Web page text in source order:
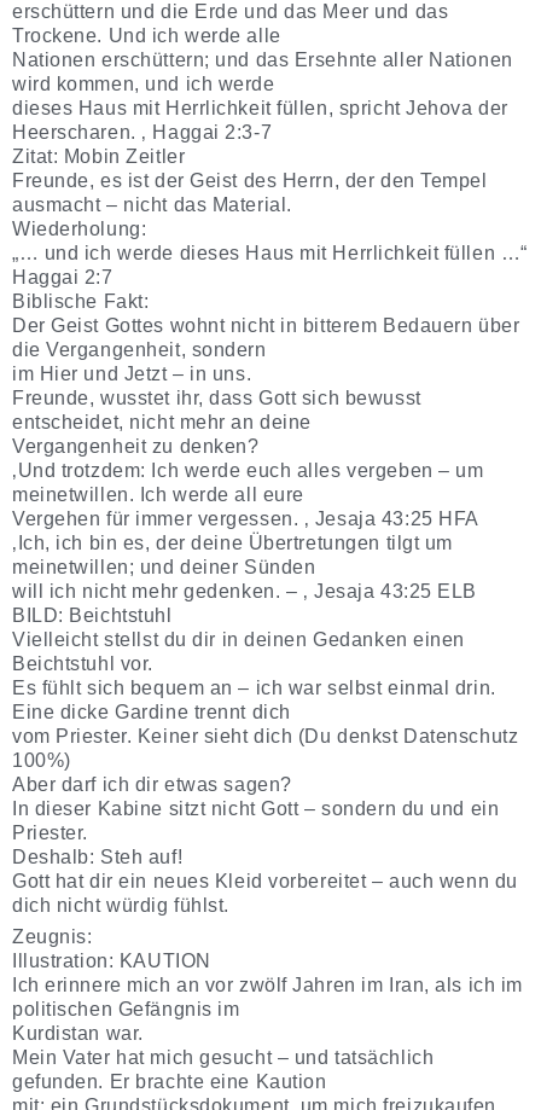
erschüttern und die Erde und das Meer und das
Trockene. Und ich werde alle
Nationen erschüttern; und das Ersehnte aller Nationen
wird kommen, und ich werde
dieses Haus mit Herrlichkeit füllen, spricht Jehova der
Heerscharen. ‚ Haggai 2:3-7
Zitat: Mobin Zeitler
Freunde, es ist der Geist des Herrn, der den Tempel
ausmacht – nicht das Material.
Wiederholung:
„… und ich werde dieses Haus mit Herrlichkeit füllen …“
Haggai 2:7
Biblische Fakt:
Der Geist Gottes wohnt nicht in bitterem Bedauern über
die Vergangenheit, sondern
im Hier und Jetzt – in uns.
Freunde, wusstet ihr, dass Gott sich bewusst
entscheidet, nicht mehr an deine
Vergangenheit zu denken?
‚Und trotzdem: Ich werde euch alles vergeben – um
meinetwillen. Ich werde all eure
Vergehen für immer vergessen. ‚ Jesaja 43:25 HFA
‚Ich, ich bin es, der deine Übertretungen tilgt um
meinetwillen; und deiner Sünden
will ich nicht mehr gedenken. – ‚ Jesaja 43:25 ELB
BILD: Beichtstuhl
Vielleicht stellst du dir in deinen Gedanken einen
Beichtstuhl vor.
Es fühlt sich bequem an – ich war selbst einmal drin.
Eine dicke Gardine trennt dich
vom Priester. Keiner sieht dich (Du denkst Datenschutz
100%)
Aber darf ich dir etwas sagen?
In dieser Kabine sitzt nicht Gott – sondern du und ein
Priester.
Deshalb: Steh auf!
Gott hat dir ein neues Kleid vorbereitet – auch wenn du
dich nicht würdig fühlst.
Zeugnis:
Illustration: KAUTION
Ich erinnere mich an vor zwölf Jahren im Iran, als ich im
politischen Gefängnis im
Kurdistan war.
Mein Vater hat mich gesucht – und tatsächlich
gefunden. Er brachte eine Kaution
mit: ein Grundstücksdokument, um mich freizukaufen.